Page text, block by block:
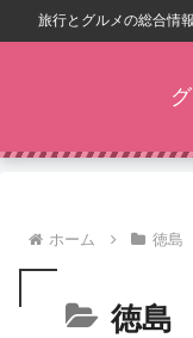
旅行とグルメの総合情
ホーム 徳島
徳島